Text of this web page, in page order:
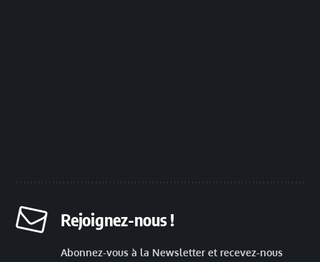
Rejoignez-nous !
Abonnez-vous à la Newsletter et recevez-nous